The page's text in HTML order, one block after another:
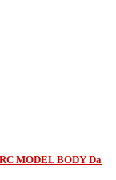
MODEL BODY Da